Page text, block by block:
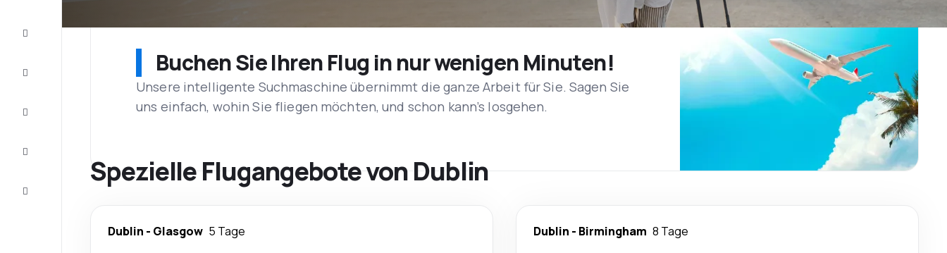
Buchen Sie Ihren Flug in nur wenigen Minuten!
Unsere intelligente Suchmaschine übernimmt die ganze Arbeit für Sie. Sagen Sie
uns einfach, wohin Sie fliegen möchten, und schon kann’s losgehen.
Spezielle Flugangebote von Dublin
Dublin - Glasgow 5 Tage Dublin - Birmingham 8 Tage